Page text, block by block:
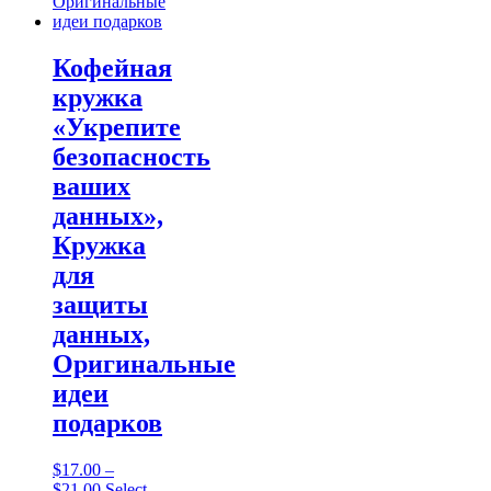
the
page
Кофейная
кружка
«Укрепите
безопасность
ваших
данных»,
Кружка
для
защиты
данных,
Оригинальные
идеи
подарков
$17.00 –